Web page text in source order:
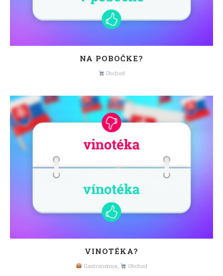
NA POBOČKE?
Obchod
VINOTÉKA?
Gastronómia Obchod